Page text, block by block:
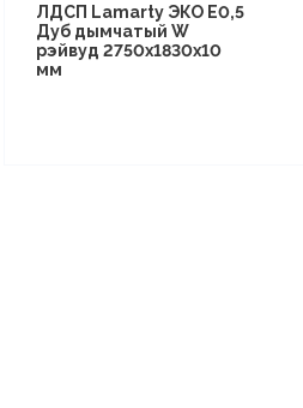
ЛДСП Lamarty ЭКО E0,5
Дуб дымчатый W
рэйвуд 2750х1830х10
мм